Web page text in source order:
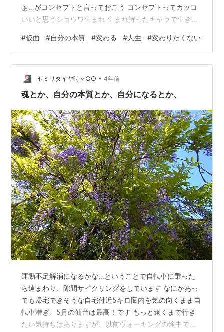
ぁ…がコンセプトと言っておこう コンセプトってカッコ
いいと思うショウワ生まれ 生まれ持ったキャラで生きて
質と一応つけてみた仮面のギャップが辛いとか苦しいと
感じている がしかし、一度つけた仮面を外すにも勇気が
要るし、怖さもある仮面は必要です 仮面は社会適応のツ
ールになる 社会性の現れでもある 意識的につけたり外し
たりしているならそれでいいのです 自分のエッセンス・
#仮面 #自分の本質 #変わる #人生 #変わりたくない
セミリタイヤ時々○○ • 4年前
魂とか、自分の本質とか、自分になるとか、
運動不足解消になるかな…ということで自転車に乗った
ら遠まわり、隙間サイクリングをしています なにかあっ
ても帰宅できそうな自宅付近5キロ圏内を気の向くまま自
転車漕ぎ、5月の仙台は最高！です もっと遠くまで行き
たい気持ちはありますが、以前ウォーキングの途中で突